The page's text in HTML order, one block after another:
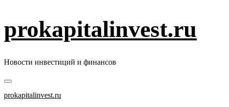
к
содержимому
prokapitalinvest.ru
Новости инвестиций и финансов
Основное
меню
prokapitalinvest.ru